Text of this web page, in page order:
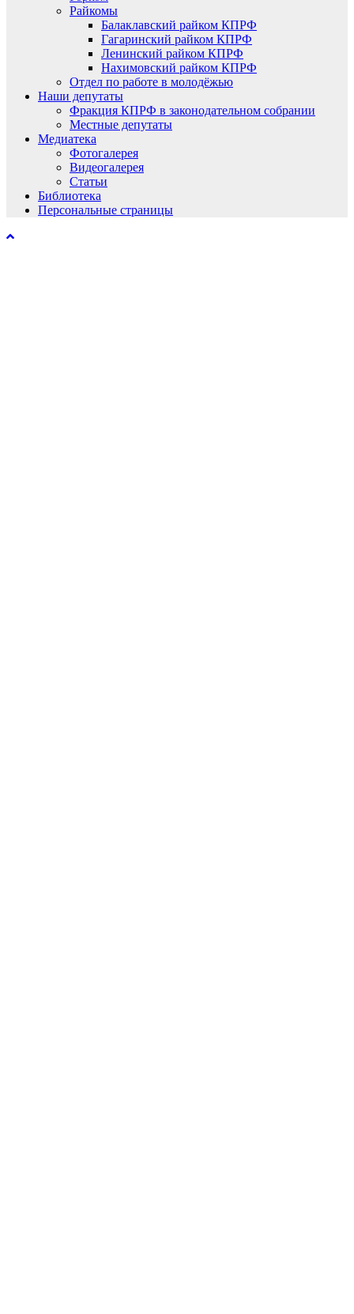
Райкомы
Балаклавский райком КПРФ
Гагаринский райком КПРФ
Ленинский райком КПРФ
Нахимовский райком КПРФ
Отдел по работе в молодёжью
Наши депутаты
Фракция КПРФ в законодательном собрании
Местные депутаты
Медиатека
Фотогалерея
Видеогалерея
Статьи
Библиотека
Персональные страницы